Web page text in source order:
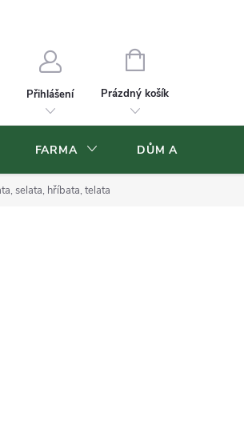
Přihlášení
NÁKUPNÍ
Prázdný košík
FARMA DŮM A ZAHRADA
selata, hříbata, telata